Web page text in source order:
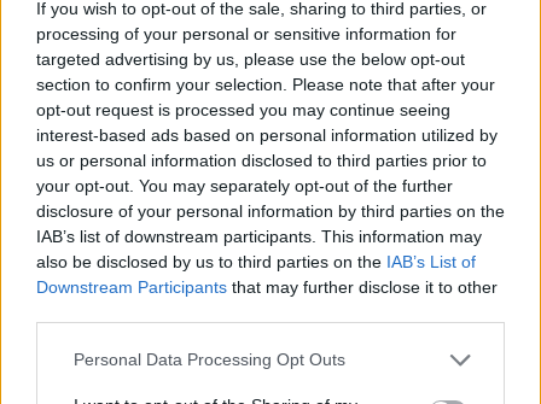
If you wish to opt-out of the sale, sharing to third parties, or
processing of your personal or sensitive information for
targeted advertising by us, please use the below opt-out
section to confirm your selection. Please note that after your
opt-out request is processed you may continue seeing
interest-based ads based on personal information utilized by
us or personal information disclosed to third parties prior to
your opt-out. You may separately opt-out of the further
disclosure of your personal information by third parties on the
IAB’s list of downstream participants. This information may
also be disclosed by us to third parties on the IAB’s List of
Downstream Participants that may further disclose it to other
Personal Data Processing Opt Outs
Prisijungti komentatoriams